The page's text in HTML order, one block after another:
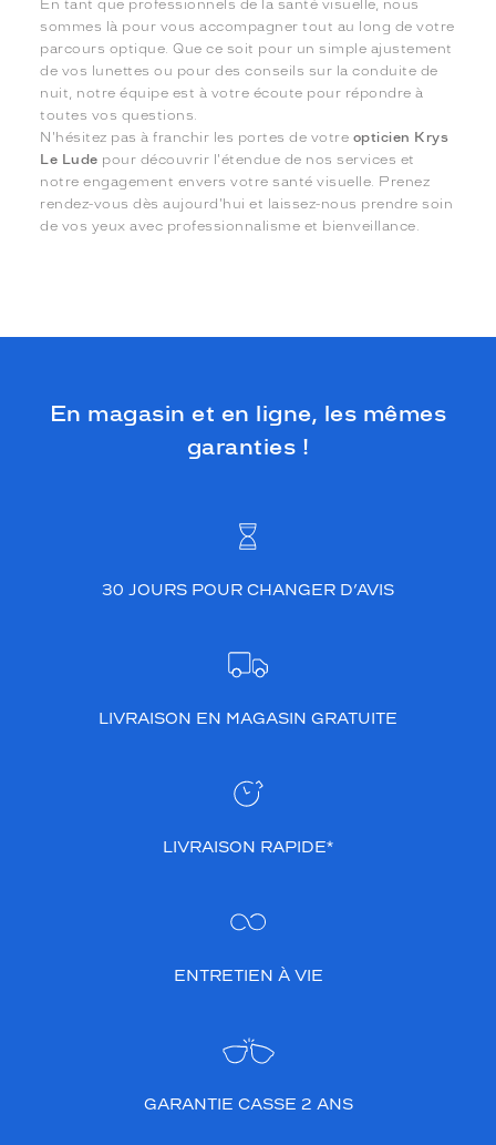
En tant que professionnels de la santé visuelle, nous
sommes là pour vous accompagner tout au long de votre
parcours optique. Que ce soit pour un simple ajustement
de vos lunettes ou pour des conseils sur la conduite de
nuit, notre équipe est à votre écoute pour répondre à
toutes vos questions.
N'hésitez pas à franchir les portes de votre opticien Krys
Le Lude pour découvrir l'étendue de nos services et
notre engagement envers votre santé visuelle. Prenez
rendez-vous dès aujourd'hui et laissez-nous prendre soin
de vos yeux avec professionnalisme et bienveillance.
En magasin et en ligne, les mêmes
garanties !
30 JOURS POUR CHANGER D’AVIS
LIVRAISON EN MAGASIN GRATUITE
LIVRAISON RAPIDE*
ENTRETIEN À VIE
GARANTIE CASSE 2 ANS